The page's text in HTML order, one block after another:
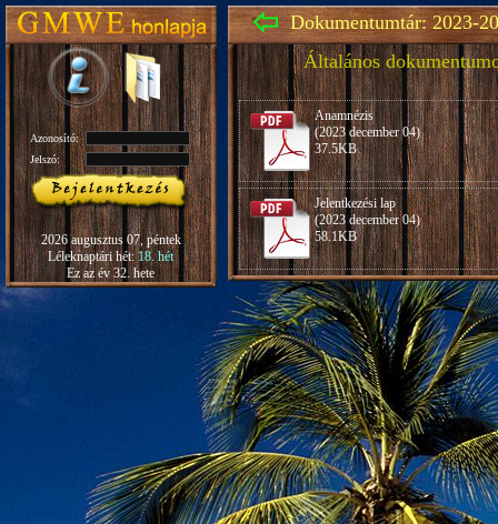
Azonosító:
Jelszó:
2026 augusztus 07, péntek
Léleknaptári hét:18. hét
Ez az év 32. hete
Dokumentumtár: 2023-
Általános
Anamnézis
(2023 december 04)
37.5KB
Jelentkezési lap
(2023 december 04)
58.1KB